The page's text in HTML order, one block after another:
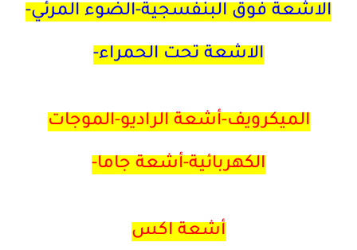
الاشعة فوق البنفسجية-الضوء المرئي-
الاشعة تحت الحمراء-
الميكرويف-أشعة الراديو-الموجات
الكهربائية-أشعة جاما-
أشعة اكس